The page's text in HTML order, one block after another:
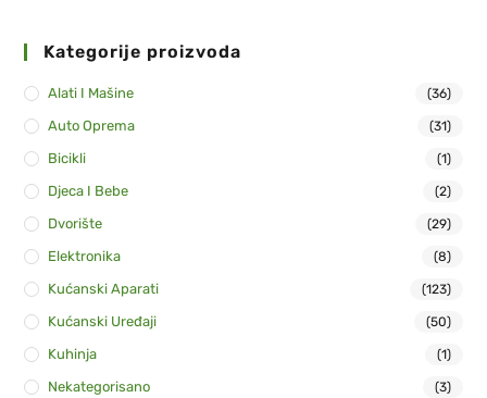
Kategorije proizvoda
Alati I Mašine (36)
Auto Oprema (31)
Bicikli (1)
Djeca I Bebe (2)
Dvorište (29)
Elektronika (8)
Kućanski Aparati (123)
Kućanski Uređaji (50)
Kuhinja (1)
Nekategorisano (3)